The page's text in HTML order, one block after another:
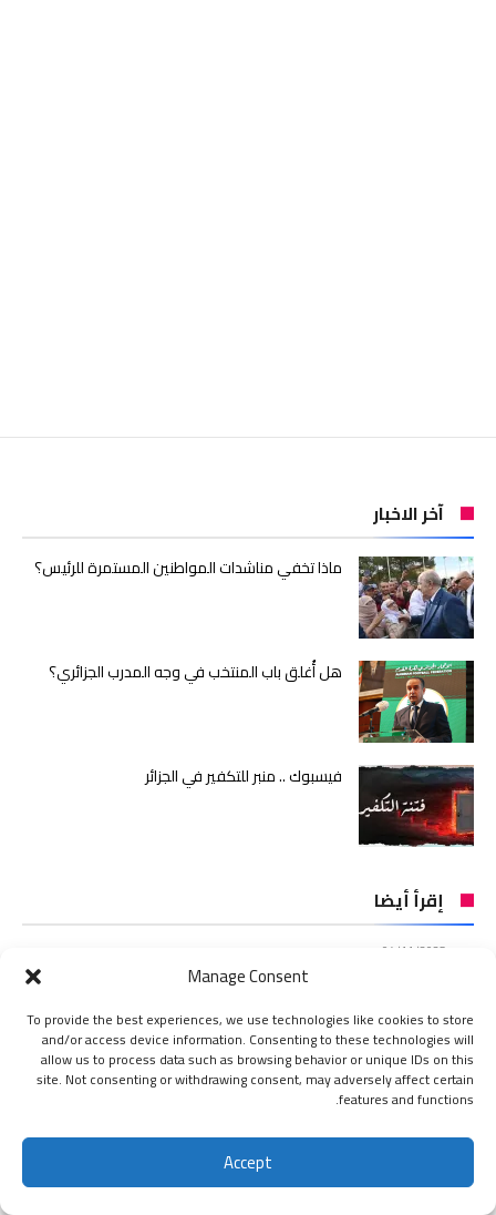
Manage Consent
To provide the best experiences, we use technologies like cookies to store
and/or access device information. Consenting to these technologies will
allow us to process data such as browsing behavior or unique IDs on this
site. Not consenting or withdrawing consent, may adversely affect certain
features and functions.
Accept
آخر الاخبار
ماذا تخفي مناشدات المواطنين المستمرة للرئيس؟
هل أُغلق باب المنتخب في وجه المدرب الجزائري؟
فيسبوك .. منبر للتكفير في الجزائر
إقرأ أيضا
04/11/2025
بوريطة يستنجد بالجزائر… والمخزن غارق في المتاهات والمخاطر
14/07/2025
عدل 2 – مشروع 10507 مسكن: الأشغال تتعثر والآجال تتبخر!
01/10/2025
يعقوبي في فخ التطبيع… “المؤشر” تكشف المستور
إخوان حمس يورطون الجزائر في تطبيع برلماني مع الكيان الصهيوني!